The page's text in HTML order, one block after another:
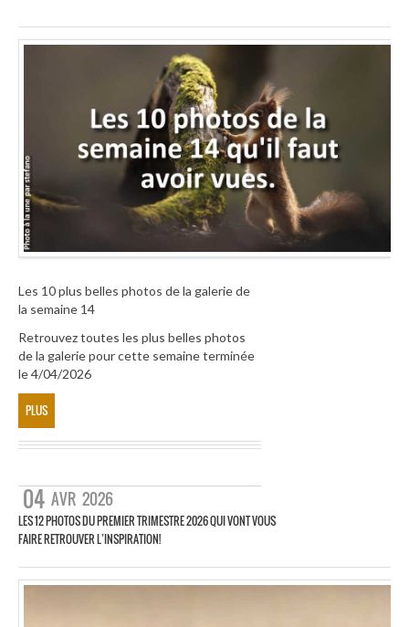
Les 10 plus belles photos de la galerie de
la semaine 14
Retrouvez toutes les plus belles photos
de la galerie pour cette semaine terminée
le 4/04/2026
PLUS
04 AVR 2026
LES 12 PHOTOS DU PREMIER TRIMESTRE 2026 QUI VONT VOUS
FAIRE RETROUVER L’INSPIRATION!